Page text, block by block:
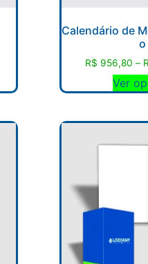
Calendário de
o
R$ 956,80 –
Ver